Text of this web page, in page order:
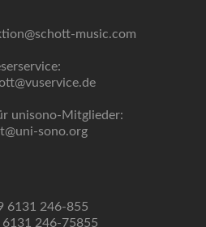
music.com
unisono-Mitglieder:
sono.org
6131 246-855
6131 246-75855